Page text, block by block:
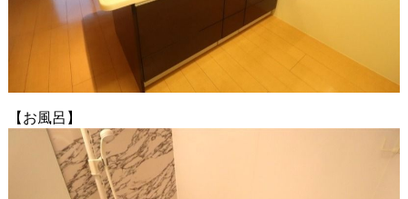
【お風呂】